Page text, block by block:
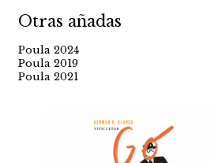
Otras añadas
Poula 2024
Poula 2019
Poula 2021